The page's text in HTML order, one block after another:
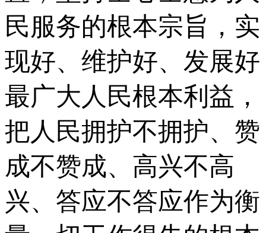
民服务的根本宗旨，实
现好、维护好、发展好
最广大人民根本利益，
把人民拥护不拥护、赞
成不赞成、高兴不高
兴、答应不答应作为衡